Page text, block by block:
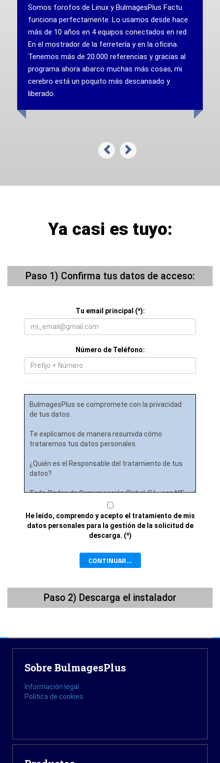
Somos forofos de Linux y BulmagesPlus Factu
funciona perfectamente. Lo usamos desde hace
más de 10 años en 4 equipos conectados en red.
En el mostrador de la ferretería y en la oficina.
Tenemos más de 20.000 referencias y gracias al
programa ahora abarco muchas más cosas, mi
cerebro está un poquito más descansado y
liberado.
Ya casi es tuyo:
Paso 1) Confirma tus datos de acceso:
Tu email principal (*):
Número de Teléfono:
He leído, comprendo y acepto el tratamiento de mis
datos personales para la gestión de la solicitud de
descarga. (*)
CONTINUAR...
Paso 2) Descarga el instalador
Sobre BulmagesPlus
Información legal
Política de cookies